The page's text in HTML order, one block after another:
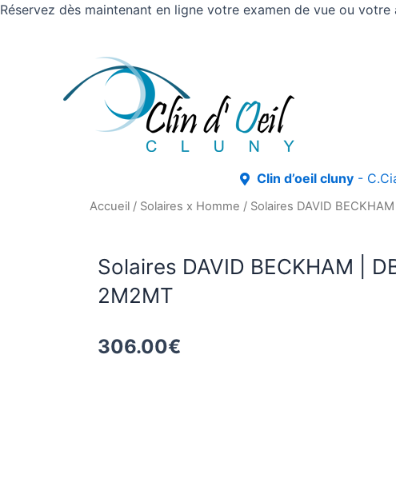
Réservez dès maintenant en ligne votre examen de vue ou
Clin d’oeil cluny -
Accueil / Solaires x Homme / Solaires DAVID
Solaires DAVID BECKHAM |
2M2MT
306.00€